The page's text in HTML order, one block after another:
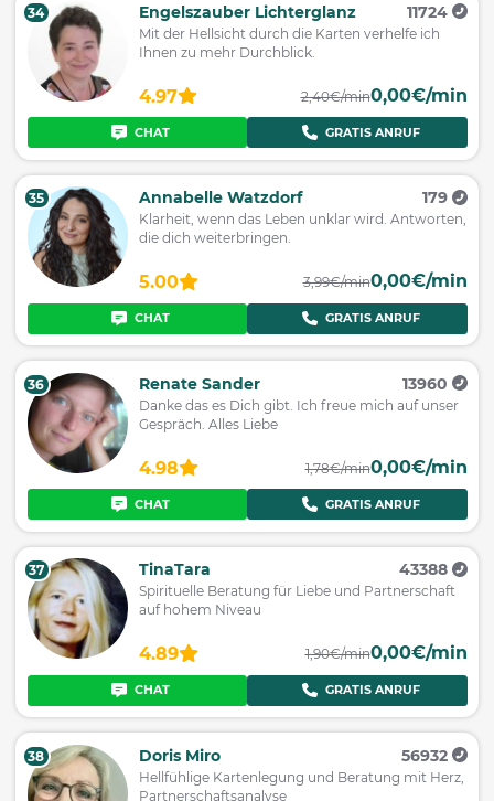
34 Engelszauber Lichterglanz 11724
Mit der Hellsicht durch die Karten verhelfe ich
Ihnen zu mehr Durchblick.
4.97 2,40€/min0,00€/min
CHAT GRATIS ANRUF
35 Annabelle Watzdorf 179
Klarheit, wenn das Leben unklar wird. Antworten,
die dich weiterbringen.
5.00 3,99€/min0,00€/min
CHAT GRATIS ANRUF
36 Renate Sander 13960
Danke das es Dich gibt. Ich freue mich auf unser
Gespräch. Alles Liebe
4.98 1,78€/min0,00€/min
CHAT GRATIS ANRUF
37 TinaTara 43388
Spirituelle Beratung für Liebe und Partnerschaft
auf hohem Niveau
4.89 1,90€/min0,00€/min
CHAT GRATIS ANRUF
38 Doris Miro 56932
Hellfühlige Kartenlegung und Beratung mit Herz,
Partnerschaftsanalyse